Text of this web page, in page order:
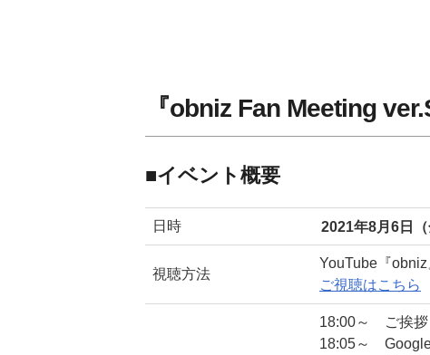
『obniz Fan Meeting
■イベント概要
日時 2021年8月6日
視聴方法
YouTube『
ご視聴はこちら
18:00～ ご挨拶
18:05～